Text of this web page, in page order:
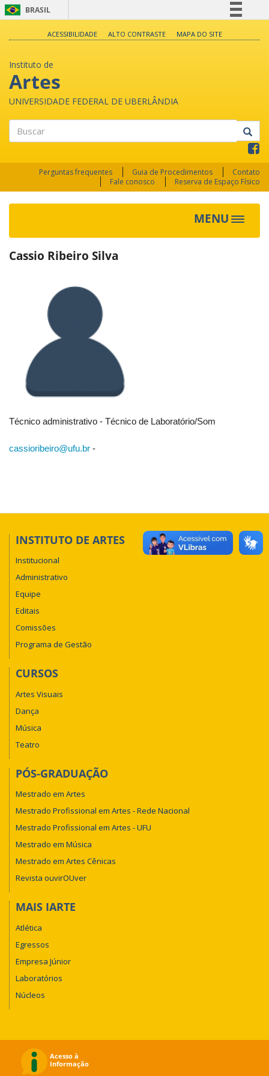
BRASIL
Legislação
Canais
ACESSIBILIDADE ALTO CONTRASTE MAPA DO SITE
Instituto de
Artes
UNIVERSIDADE FEDERAL DE UBERLÂNDIA
Perguntas frequentes Guia de Procedimentos
Contato
Fale conosco
Reserva de Espaço Físico
MENU
Toggle
Cassio Ribeiro Silva
Técnico administrativo - Técnico de Laboratório/Som
cassioribeiro@ufu.br -
INSTITUTO DE ARTES
Institucional
Administrativo
Equipe
Editais
Comissões
Programa de Gestão
CURSOS
Artes Visuais
Dança
Música
Teatro
PÓS-GRADUAÇÃO
Mestrado em Artes
Mestrado Profissional em Artes - Rede Nacional
Mestrado Profissional em Artes - UFU
Mestrado em Música
Mestrado em Artes Cênicas
Revista ouvirOUver
MAIS IARTE
Atlética
Egressos
Empresa Júnior
Laboratórios
Núcleos